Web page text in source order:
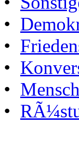
•
•
•
•
•